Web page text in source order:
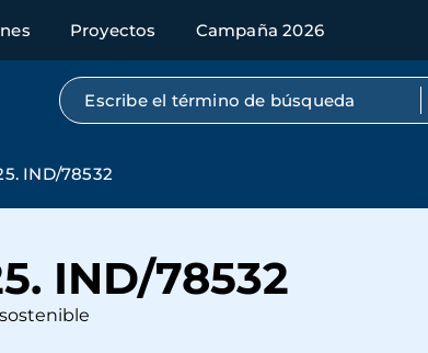
Proyectos Campaña 2026
Búsqueda por texto completo
IND/78532
IND/78532